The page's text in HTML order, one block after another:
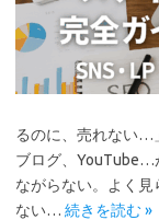
るのに、売れない…
ブログ、YouTube…
ながらない。よく
ない… 続きを読む »